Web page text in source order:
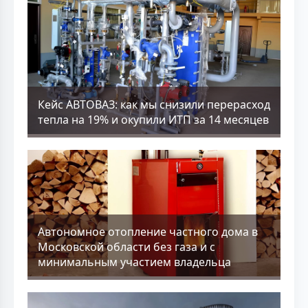
Кейс АВТОВАЗ: как мы снизили перерасход
тепла на 19% и окупили ИТП за 14 месяцев
Aвтономное отопление частного дома в
Московской области без газа и с
минимальным участием владельца